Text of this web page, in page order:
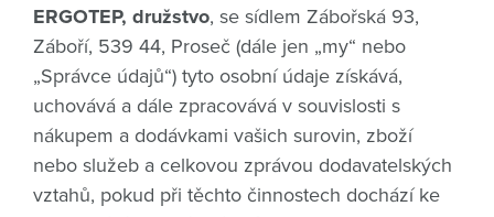
ERGOTEP, družstvo, se sídlem Zábořská 93,
Záboří, 539 44, Proseč (dále jen „my“ nebo
„Správce údajů“) tyto osobní údaje získává,
uchovává a dále zpracovává v souvislosti s
nákupem a dodávkami vašich surovin, zboží
nebo služeb a celkovou zprávou dodavatelských
vztahů, pokud při těchto činnostech dochází ke